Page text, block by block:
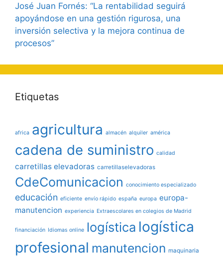
José Juan Fornés: “La rentabilidad seguirá
apoyándose en una gestión rigurosa, una
inversión selectiva y la mejora continua de
procesos”
Etiquetas
africa agricultura almacén alquiler américa
cadena de suministro calidad
carretillas elevadoras carretillaselevadoras
CdeComunicacion conocimiento especializado
educación eficiente envío rápido españa europa europa-
manutencion experiencia Extraescolares en colegios de Madrid
financiación Idiomas online logística logística
profesional manutencion maquinaria